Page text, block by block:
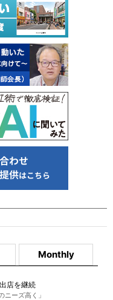
Monthly
店を継続
ニーズ高く」